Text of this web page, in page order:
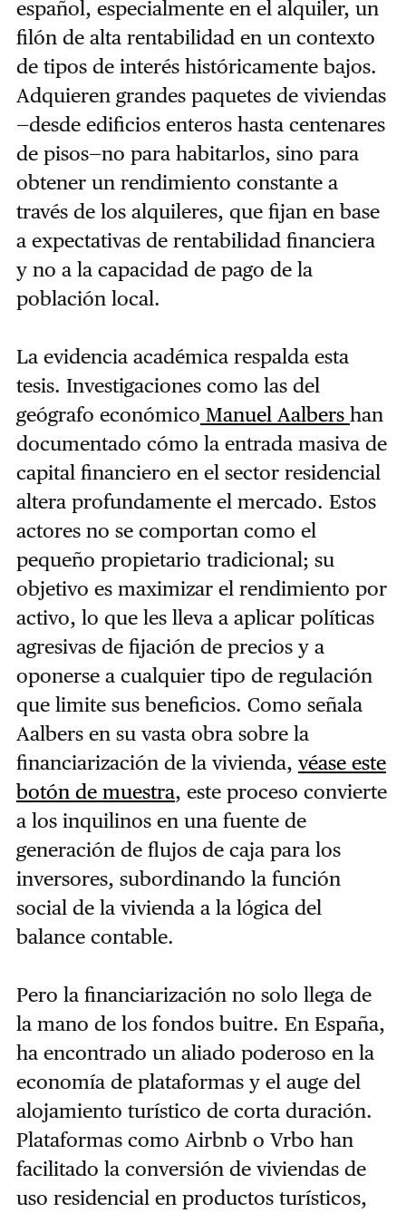
español, especialmente en el alquiler, un
filón de alta rentabilidad en un contexto
de tipos de interés históricamente bajos.
Adquieren grandes paquetes de viviendas
—desde edificios enteros hasta centenares
de pisos—no para habitarlos, sino para
obtener un rendimiento constante a
través de los alquileres, que fijan en base
a expectativas de rentabilidad financiera
y no a la capacidad de pago de la
población local.
La evidencia académica respalda esta
tesis. Investigaciones como las del
geógrafo económico Manuel Aalbers han
documentado cómo la entrada masiva de
capital financiero en el sector residencial
altera profundamente el mercado. Estos
actores no se comportan como el
pequeño propietario tradicional; su
objetivo es maximizar el rendimiento por
activo, lo que les lleva a aplicar políticas
agresivas de fijación de precios y a
oponerse a cualquier tipo de regulación
que limite sus beneficios. Como señala
Aalbers en su vasta obra sobre la
financiarización de la vivienda, véase este
botón de muestra, este proceso convierte
a los inquilinos en una fuente de
generación de flujos de caja para los
inversores, subordinando la función
social de la vivienda a la lógica del
balance contable.
Pero la financiarización no solo llega de
la mano de los fondos buitre. En España,
ha encontrado un aliado poderoso en la
economía de plataformas y el auge del
alojamiento turístico de corta duración.
Plataformas como Airbnb o Vrbo han
facilitado la conversión de viviendas de
uso residencial en productos turísticos,